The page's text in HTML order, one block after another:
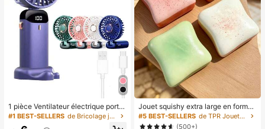
1 pièce Ventilateur électrique porta
ble mini, ventilateur portable rechar
geable USB, ventilateur de cou, ve
#1 BEST-SELLERS de Bricolage joyeux dans la cuisine Ustensiles et
Jouet squishy extra large en forme
de toast, jouet anti-stress super do
ux en beurre de toast, disponible en
#5 BEST-SELLERS
de TPR Jouets amusants et fantaisie pour adolescen
(500+)